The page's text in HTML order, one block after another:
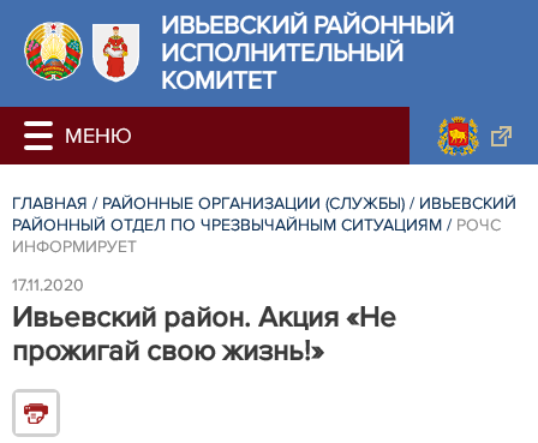
ИВЬЕВСКИЙ РАЙОННЫЙ
ИСПОЛНИТЕЛЬНЫЙ
КОМИТЕТ
ГЛАВНАЯ / РАЙОННЫЕ ОРГАНИЗАЦИИ (СЛУЖБЫ) / ИВЬЕВСКИЙ
РАЙОННЫЙ ОТДЕЛ ПО ЧРЕЗВЫЧАЙНЫМ СИТУАЦИЯМ / РОЧС
ИНФОРМИРУЕТ
17.11.2020
Ивьевский район. Акция «Не
прожигай свою жизнь!»